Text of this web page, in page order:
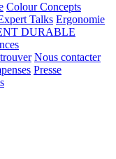
Colour Concepts
Talks Ergonomie
DURABLE
Nous contacter
Presse